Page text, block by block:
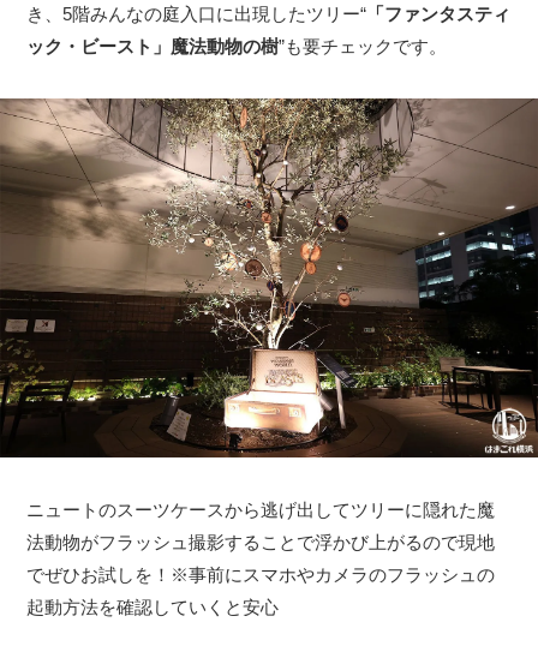
き、5階みんなの庭入口に出現したツリー“ 「ファンタスティ
ック・ビースト」魔法動物の樹”も要チェックです。
ニュートのスーツケースから逃げ出してツリーに隠れた魔
法動物がフラッシュ撮影することで浮かび上がるので現地
でぜひお試しを！※事前にスマホやカメラのフラッシュの
起動方法を確認していくと安心